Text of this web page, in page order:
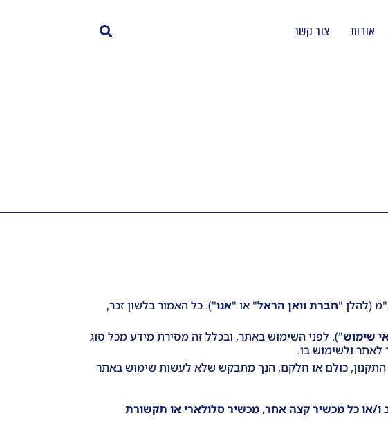
אודות צור קשר
חברת וואן הראל" או "אנו"). כל האמור בלשון זכר,
שימוש"). לפני השימוש באתר, ובכלל זה מסירת מידע מכל סוג
לאתר ולשימוש בו.
כולם או חלקם, הנך מתבקש שלא לעשות שימוש באתר
כל מכשיר קצה אחר, מכשיר סלולארי או תקשורת